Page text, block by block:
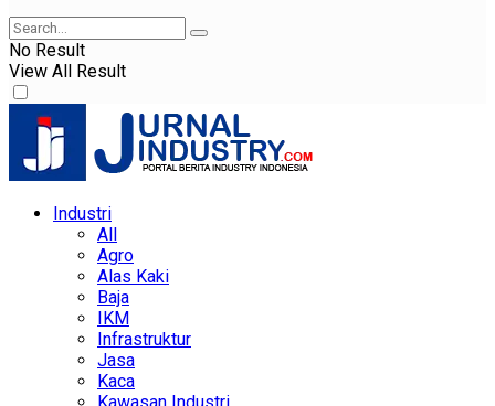
No Result
View All Result
Industri
All
Agro
Alas Kaki
Baja
IKM
Infrastruktur
Jasa
Kaca